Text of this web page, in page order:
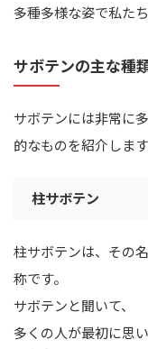
多種多様な姿で私た
サボテンの主な種
サボテンには非常に
的なものを紹介します
柱サボテン
柱サボテンは、その
称です。
サボテンと聞いて、
多くの人が最初に思